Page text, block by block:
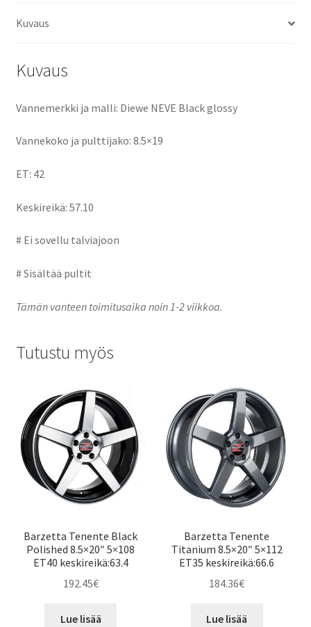
o
Kuvaus
Kuvaus
Vannemerkki ja malli: Diewe NEVE Black glossy
Vannekoko ja pulttijako: 8.5×19
ET: 42
Keskireikä: 57.10
# Ei sovellu talviajoon
# Sisältää pultit
Tämän vanteen toimitusaika noin 1-2 viikkoa.
Tutustu myös
Barzetta Tenente Black
Polished 8.5×20″ 5×108
ET40 keskireikä:63.4
192.45€
Lue lisää
Barzetta Tenente
Titanium 8.5×20″ 5×112
ET35 keskireikä:66.6
184.36€
Lue lisää